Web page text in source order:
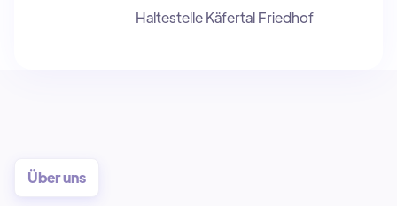
Haltestelle Käfertal Friedhof
Über uns